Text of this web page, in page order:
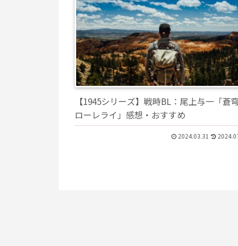
【1945シリーズ】戦時BL：尾上与一「蒼
ローレライ」感想・おすすめ
2024.03.31